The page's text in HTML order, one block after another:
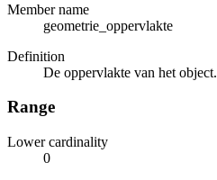
Member name
geometrie_oppervlakte
Definition
De oppervlakte van het object.
Range
Lower cardinality
0